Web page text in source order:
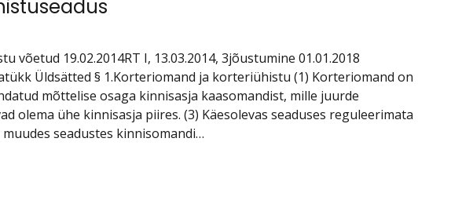
19.02.2014RT I, 13.03.2014, 3jõustumine 01.01.2018
Üldsätted § 1.Korteriomand ja korteriühistu (1) Korteriomand on
mõttelise osaga kinnisasja kaasomandist, mille juurde
olema ühe kinnisasja piires. (3) Käesolevas seaduses reguleerimata
seadustes kinnisomandi…